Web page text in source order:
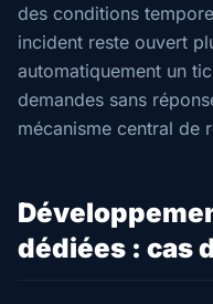
des conditions
incident reste ouvert
automatiquement un
demandes sans
mécanisme central de
dédiées : cas